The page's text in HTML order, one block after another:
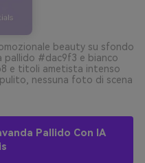
beauty su sfondo
pallido #dac9f3 e bianco
e titoli ametista intenso
nessuna foto di scena
Pallido Con IA